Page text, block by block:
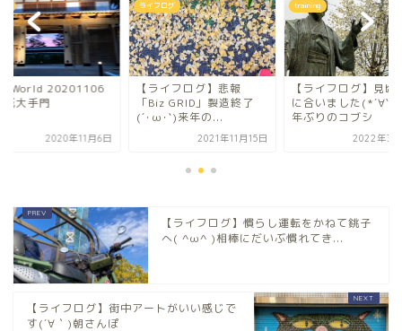
20201106
城大手門
2020年11月6日
ライフログ
【ライフログ】悲報
「Biz GRID」製造終了
(´･ω･`)来年の...
2021年11月15日
training
【ライフログ】見頃
に合いました
年ぶりのコブシ
2022年3
【ライフログ】慣らし運転をかねて銚子
へ( ^ω^ )相棒にだいぶ慣れてき...
【ライフログ】街中アートがいい感じで
す(´∀｀)朝さんぽ